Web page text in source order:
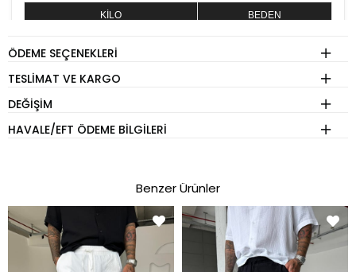
KİLO BEDEN
75 - 84 kg M
85 - 89 kg
ÖDEME SEÇENEKLERI
TESLIMAT VE KARGO
DEĞIŞIM
HAVALE/EFT ÖDEME BILGILERI
Benzer Ürünler